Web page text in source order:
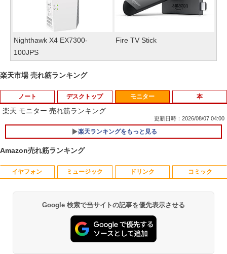
Nighthawk X4 EX7300-
100JPS
Fire TV Stick
楽天市場 売れ筋ランキング
ノート
1
【期間限定★新品無線マウス付】中古ノ
ートパソコン Windows11 Office2019搭
28GB～1TB Webカメラ DVD 無線LAN
店長おまかせPC 初期設定済 送料無料
￥9,999
往復送料込！パソコンレンタルハイスペ
デスクトップ
1
ポイント10倍 中古パソコン デスクトッ
プパソコン Windows 11【Office付】
D 120GB/DVD-ROM/送料無料【オプショ
ン色々有】
【エントリーでポイント100％還元のチ
ャンス】GMKtec ミニpc G3 Pro Intel C
モニター
楽天 モニター 売れ筋ランキング
更新日時：2026/08/07 04:00
楽天ランキングをもっと見る
本
1
アンダーニンジャ（18） 【電子書籍】[
￥792
Amazon売れ筋ランキング
イヤフォン
Anker Soundcore P40i オフホワイト
￥7,990
ミュージック
BRUCE WAYNE feat. Flo Milli, ATL Jacob
[Explicit]
￥250
ドリンク
【Amazon.co.jp限定】 い・ろ・は・す 2L P
ET ラベルレス ×8本
￥1,112
コミック
薬屋のひとりごと 17巻 (デジタル版ビッグガ
ンガンコミックス)
￥770
Google 検索で当サイトの記事を優先表示させる